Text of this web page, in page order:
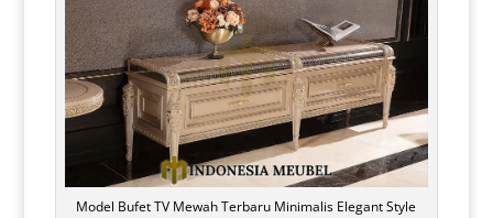
Model Bufet TV Mewah Terbaru Minimalis Elegant Style